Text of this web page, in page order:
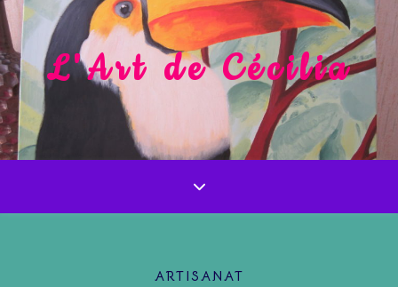
L'Art de Cécilia
ARTISANAT